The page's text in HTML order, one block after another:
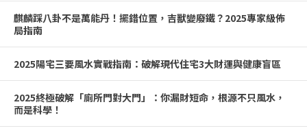
麒麟踩八卦不是萬能丹！擺錯位置，吉獸變廢鐵？2025專家級佈
局指南
2025陽宅三要風水實戰指南：破解現代住宅3大財運與健康盲區
2025終極破解「廁所門對大門」：你漏財短命，根源不只風水，
而是科學！